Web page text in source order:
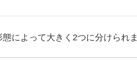
によって大きく2つに分けられま